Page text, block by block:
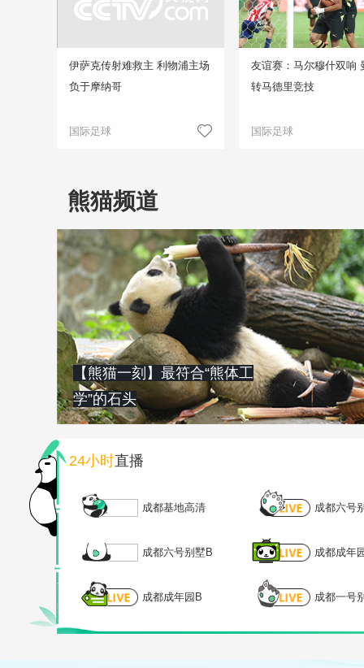
伊萨克传射难救主 利物浦主场
负于摩纳哥
国际足球
友谊赛：马尔穆什双响
转马德里竞技
国际足球
熊猫频道
【熊猫一刻】最符合“熊体工
学”的石头
24小时直播
成都基地高清 成都六号
成都六号别墅B 成都成年
成都成年园B 成都一号